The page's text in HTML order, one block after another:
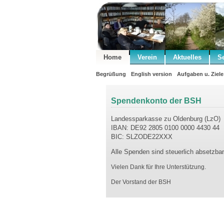
Home Verein Aktuelles
Begrüßung English version Aufgaben u. Ziele
Spendenkonto der BSH
Landessparkasse zu Oldenburg (LzO)
IBAN: DE92 2805 0100 0000 4430 44
BIC: SLZODE22XXX
Alle Spenden sind steuerlich absetzbar.
Vielen Dank für Ihre Unterstützung.
Der Vorstand der BSH